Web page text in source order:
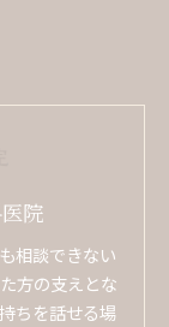
院
相談できない
方の支えとな
ちを話せる場